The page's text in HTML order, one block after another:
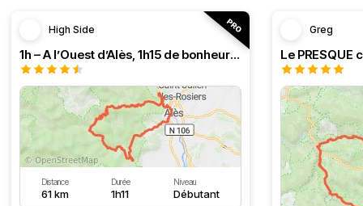
High Side
1h – A l’Ouest d’Alès, 1h15 de bonheur (HSRF23)
Distance
61 km
Durée
1h11
Niveau
Débutant
Greg